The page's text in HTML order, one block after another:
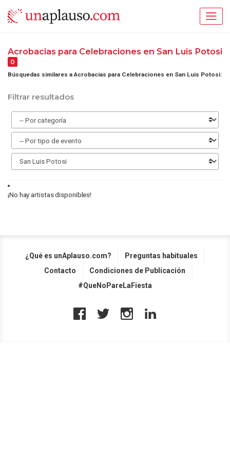
Acrobacias para Celebraciones en San Luis Potosi
0
Búsquedas similares a Acrobacias para Celebraciones en San Luis Potosi:
Filtrar resultados
¡No hay artistas disponibles!
¿Qué es unAplauso.com?
Preguntas habituales
Contacto
Condiciones de Publicación
#QueNoPareLaFiesta